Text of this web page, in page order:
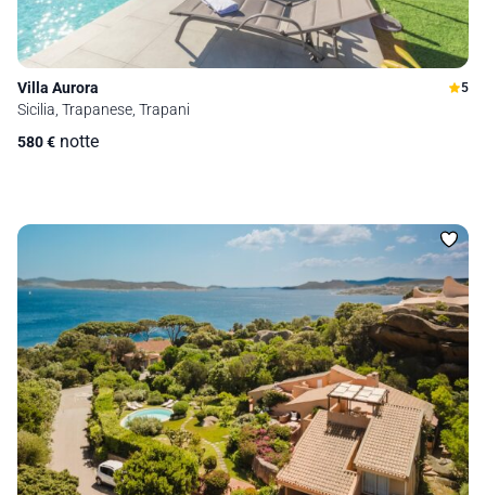
Villa Aurora 5
Sicilia, Trapanese, Trapani
580€ notte